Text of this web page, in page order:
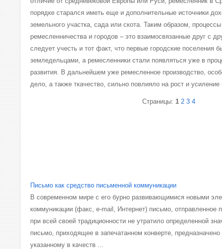
порядке старался иметь еще и дополнительные источники
земельного участка, сада или скота. Таким образом,
ремесленничества и городов – это взаимосвязанные друг с
следует учесть и тот факт, что первые городские поселения
земледельцами, а ремесленники стали появляться уже в
развития. В дальнейшем уже ремесленное производство,
дело, а также ткачество, сильно повлияло на рост и усиление
Страницы: 1 2 3 4
Письмо как средство письменной коммуникации
В современном мире с его бурно развивающимися новыми
коммуникации (факс, e-mail, Интернет) письмо, отправленное
при всей своей традиционности не утратило определенной
письмо, приходящее в запечатанном конверте,
указанному в качеств ...